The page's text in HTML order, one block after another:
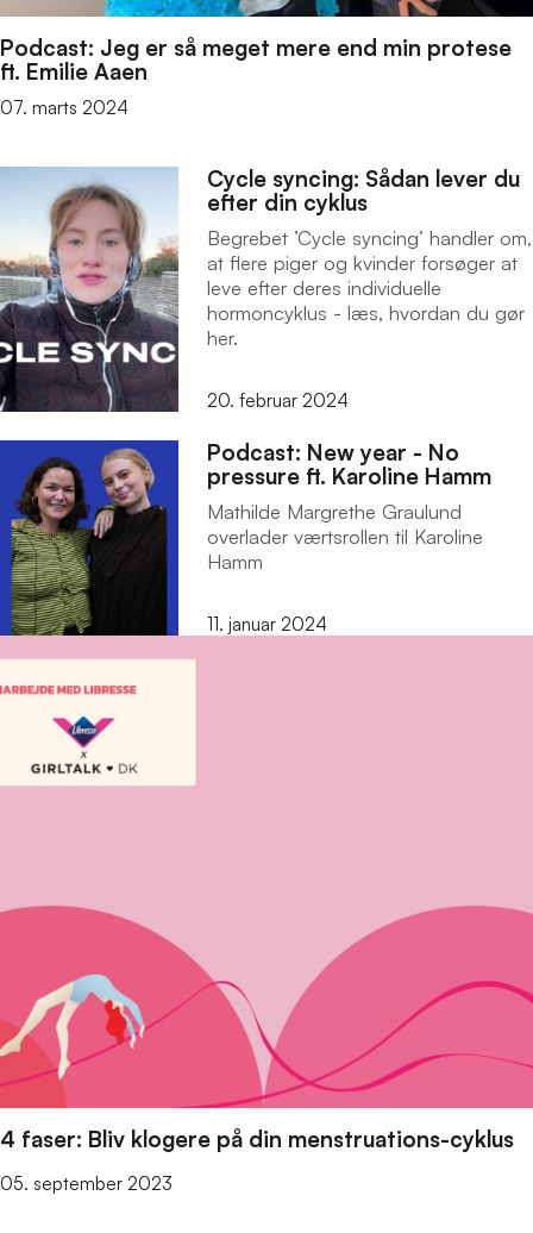
Podcast: Jeg er så meget mere end min protese
ft. Emilie Aaen
07. marts 2024
Cycle syncing: Sådan lever du
efter din cyklus
Begrebet ’Cycle syncing’ handler om,
at flere piger og kvinder forsøger at
leve efter deres individuelle
hormoncyklus - læs, hvordan du gør
her.
20. februar 2024
Podcast: New year - No
pressure ft. Karoline Hamm
Mathilde Margrethe Graulund
overlader værtsrollen til Karoline
Hamm
11. januar 2024
4 faser: Bliv klogere på din menstruations-cyklus
05. september 2023